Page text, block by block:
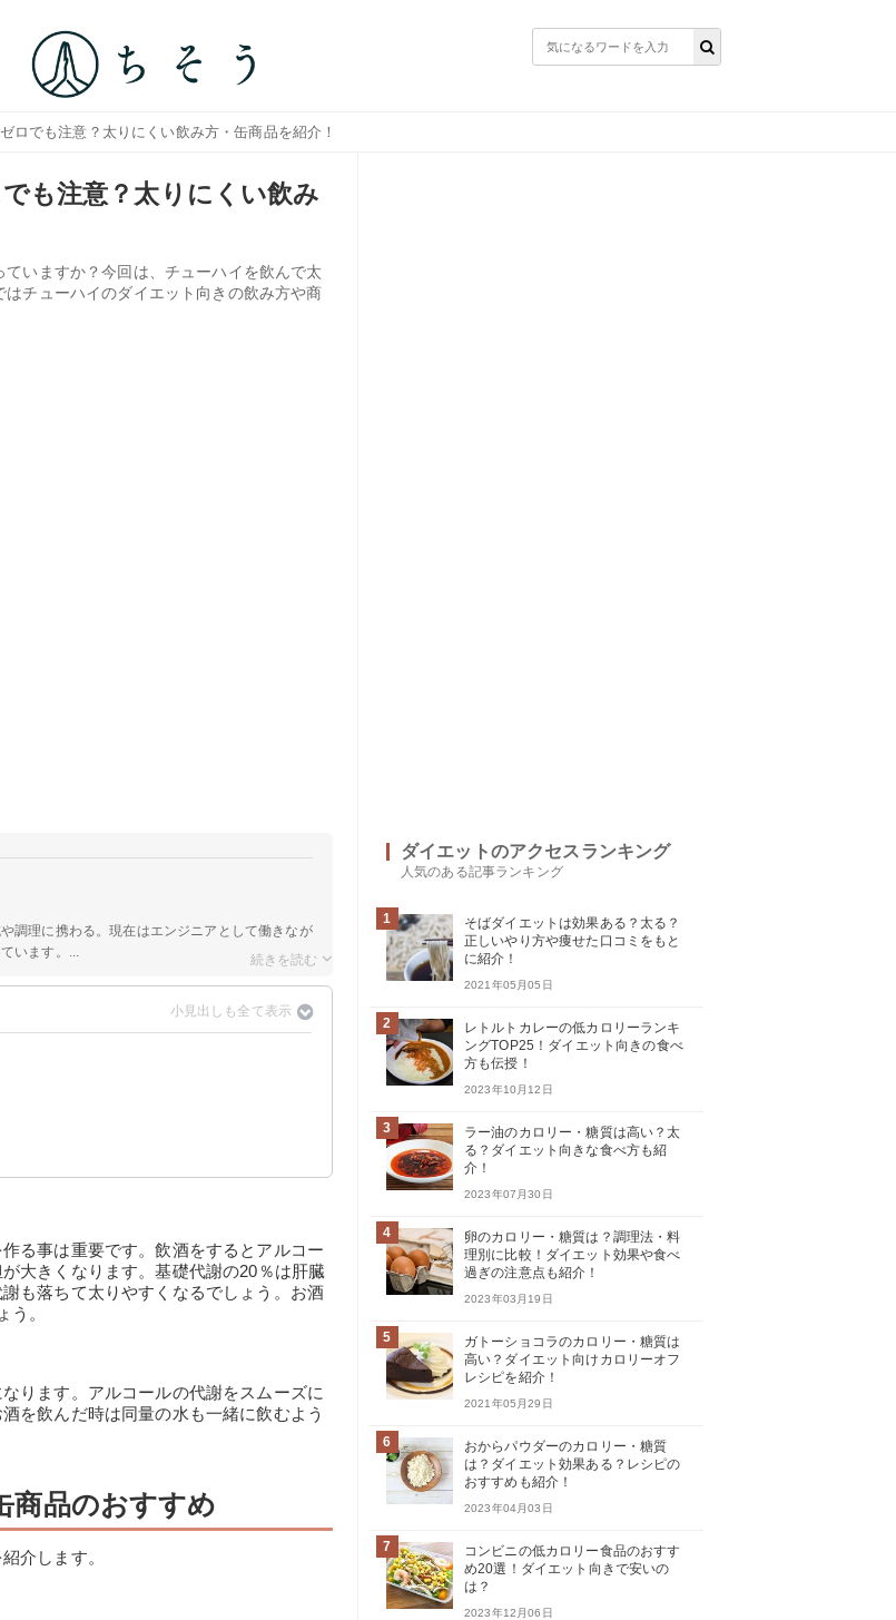
ロでも注意？太りにくい飲み方・缶商品を紹介！
も注意？太りにくい飲み
いますか？今回は、チューハイを飲んで太
チューハイのダイエット向きの飲み方や商
調理に携わる。現在はエンジニアとして働きなが
います。...
る事は重要です。飲酒をするとアルコー
大きくなります。基礎代謝の20％は肝臓
も落ちて太りやすくなるでしょう。お酒
う。
ります。アルコールの代謝をスムーズに
を飲んだ時は同量の水も一緒に飲むよう
商品のおすすめ
介します。
ダイエットのアクセスランキング
人気のある記事ランキング
1
そばダイエットは効果ある？太る？
正しいやり方や痩せた口コミをもと
に紹介！
2021年05月05日
2
レトルトカレーの低カロリーランキ
ングTOP25！ダイエット向きの食べ
方も伝授！
2023年10月12日
3
ラー油のカロリー・糖質は高い？太
る？ダイエット向きな食べ方も紹
介！
2023年07月30日
4
卵のカロリー・糖質は？調理法・料
理別に比較！ダイエット効果や食べ
過ぎの注意点も紹介！
2023年03月19日
5
ガトーショコラのカロリー・糖質は
高い？ダイエット向けカロリーオフ
レシピを紹介！
2021年05月29日
6
おからパウダーのカロリー・糖質
は？ダイエット効果ある？レシピの
おすすめも紹介！
2023年04月03日
7
コンビニの低カロリー食品のおすす
め20選！ダイエット向きで安いの
は？
2023年12月06日